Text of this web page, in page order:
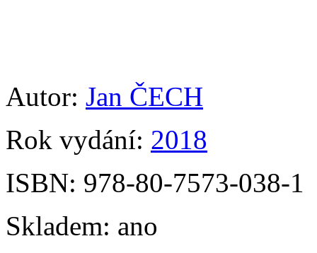
Autor: Jan ČECH
Rok vydání: 2018
ISBN: 978-80-7573-038-1
Skladem: ano